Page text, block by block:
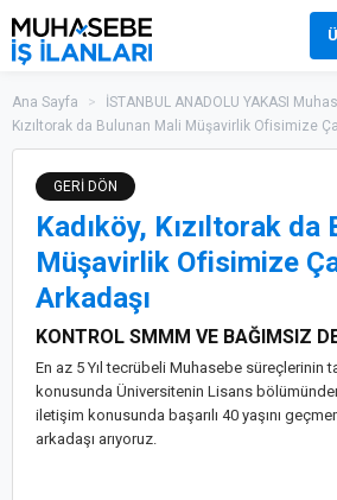
Ana Sayfa > İSTANBUL ANADOLU YAKASI
Kızıltorak da Bulunan Mali Müşavirlik Ofisimize
GERİ DÖN
Kadıköy, Kızıltorak da
Müşavirlik Ofisimize
Arkadaşı
KONTROL SMMM VE BAĞIMSIZ
En az 5 Yıl tecrübeli Muhasebe süreçlerinin
konusunda Üniversitenin Lisans
iletişim konusunda başarılı 40 yaşını
arkadaşı arıyoruz.